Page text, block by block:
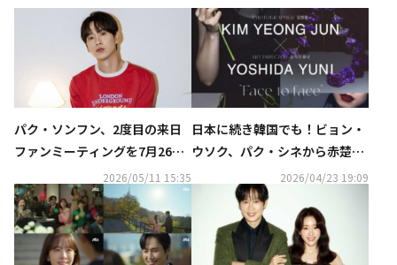
パク・ソンフン、2度目の来日
ファンミーティングを7月26日
に横浜で開催！ファンクラブの
大型リニューアルも
2026/05/11 15:35
日本に続き韓国でも！ビョン・
ウソク、パク・シネから赤楚衛
二まで、日韓から62人が参加の
チャリティー写真展を開催
2026/04/23 19:09